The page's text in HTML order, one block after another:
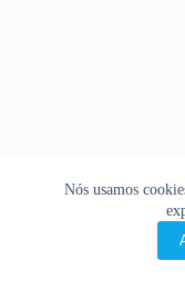
Nós usamos
Copyright © 2026 •